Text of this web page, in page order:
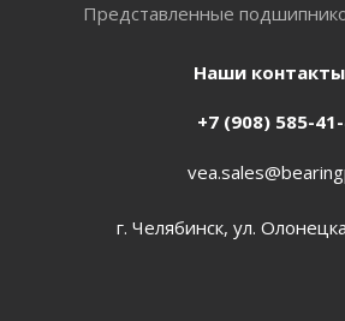
Представленные
Наши контакты
+7 (908) 585-
г. Челябинск, ул.